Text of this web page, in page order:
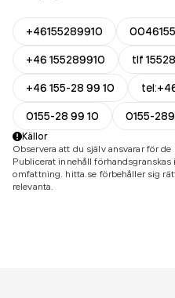
+46155289910
+46 155289910
tlf
+46 155-28 99 10
0155-28 99 10
0155-
Källor
Observera att du själv ansvarar för
Publicerat innehåll
omfattning. hitta.se förbehåller sig
relevanta.